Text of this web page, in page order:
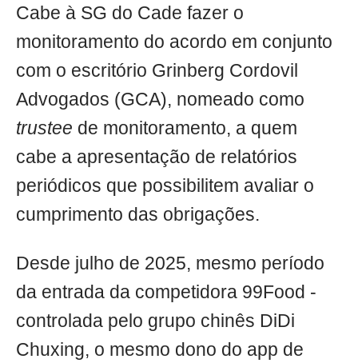
Cabe à SG do Cade fazer o
monitoramento do acordo em conjunto
com o escritório Grinberg Cordovil
Advogados (GCA), nomeado como
trustee de monitoramento, a quem
cabe a apresentação de relatórios
periódicos que possibilitem avaliar o
cumprimento das obrigações.
Desde julho de 2025, mesmo período
da entrada da competidora 99Food -
controlada pelo grupo chinês DiDi
Chuxing, o mesmo dono do app de